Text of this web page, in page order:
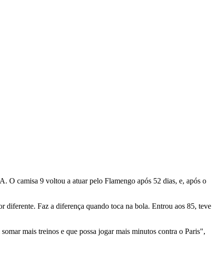
O camisa 9 voltou a atuar pelo Flamengo após 52 dias, e, após o
diferente. Faz a diferença quando toca na bola. Entrou aos 85, teve
mais treinos e que possa jogar mais minutos contra o Paris",